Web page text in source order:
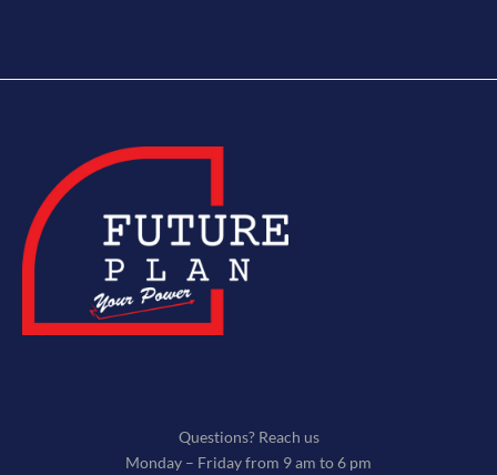
Questions? Reach us
Monday – Friday from 9 am to 6 pm